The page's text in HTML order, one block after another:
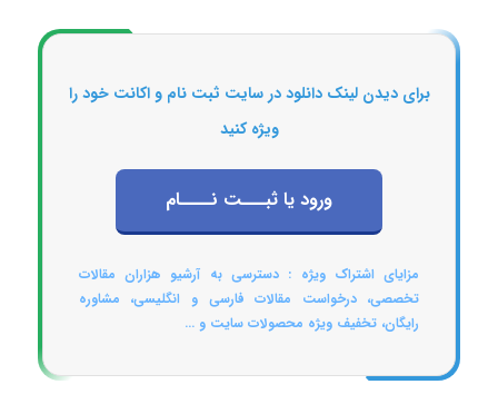
برای دیدن لینک دانلود در سایت ثبت نام و اکانت خود را
ویژه کنید
ورود یا ثبـــت نــــام
مزایای اشتراک ویژه : دسترسی به آرشیو هزاران مقالات
تخصصی، درخواست مقالات فارسی و انگلیسی، مشاوره
رایگان، تخفیف ویژه محصولات سایت و ...